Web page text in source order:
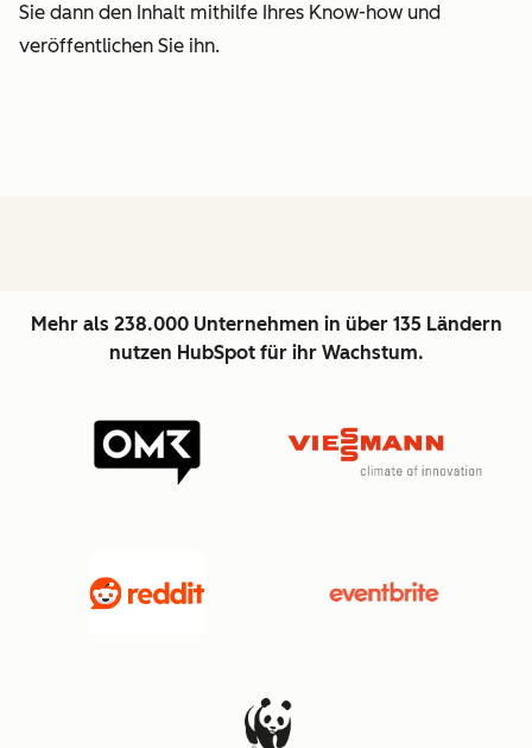
Sie dann den Inhalt mithilfe Ihres Know-how und
veröffentlichen Sie ihn.
Mehr als 238.000 Unternehmen in über 135 Ländern
nutzen HubSpot für ihr Wachstum.